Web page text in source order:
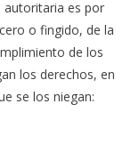
autoritaria es por
o fingido, de la
de los
los derechos, en
se los niegan: